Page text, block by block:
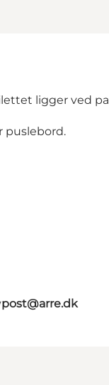
ligger ved
puslebord.
post@arre.dk